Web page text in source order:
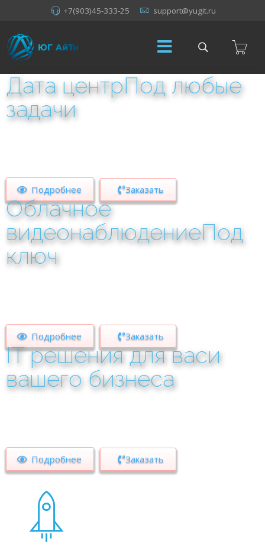
+7(903)45-333-25 support@yugit.ru
Дата центрПод любые
задачи
Подробнее Заказать
Облачное
видеонаблюдениеПод
ключ
Подробнее Заказать
IT решения для васи
вашего бизнеса
Подробнее Заказать